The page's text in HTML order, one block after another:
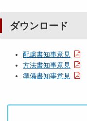
ダウンロード
配慮書知事意見
方法書知事意見
準備書知事意見